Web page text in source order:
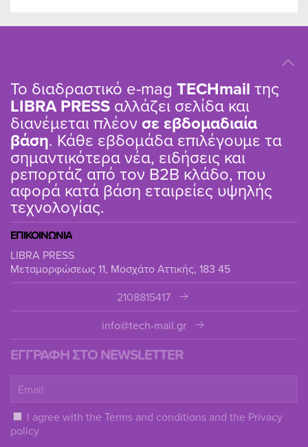
Το διαδραστικό e-mag TΕCHmail της
LIBRA PRESS αλλάζει σελίδα και
διανέμεται πλέον σε εβδομαδιαία
βάση. Κάθε εβδομάδα επιλέγουμε τα
σημαντικότερα νέα, ειδήσεις και
ρεπορτάζ από τον B2B κλάδο, που
αφορά κατά βάση εταιρείες υψηλής
τεχνολογίας.
ΕΠΙΚΟΙΝΩΝΙΑ
LIBRA PRESS
Μεταμορφώσεως 11, Μοσχάτο Αττικής, 183 45
2108815417
info@tech-mail.gr
ΕΓΓΡΑΦΗ ΣΤΟ NEWSLETTER
I agree with the Terms and conditions and the Privacy
policy